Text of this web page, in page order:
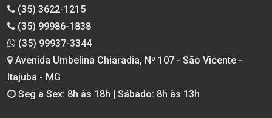
(35) 3622-1215
(35) 99986-1838
(35) 99937-3344
Avenida Umbelina Chiaradia, Nº 107 - São Vicente -
Itajuba - MG
Seg a Sex: 8h às 18h | Sábado: 8h às 13h